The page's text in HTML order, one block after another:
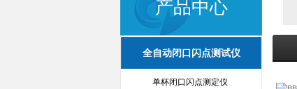
产品中心
全自动闭口闪点测试仪
单杯闭口闪点测定仪